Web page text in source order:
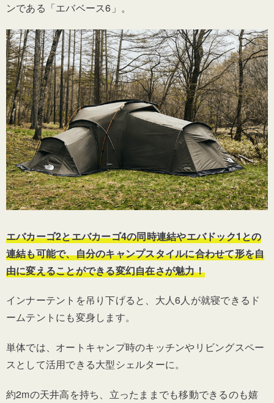
ンである「エバベース6」。
エバカーゴ2とエバカーゴ4の同時連結やエバドック1との
連結も可能で、自分のキャンプスタイルに合わせて形を自
由に変えることができる変幻自在さが魅力！
インナーテントを吊り下げると、大人6人が就寝できるド
ームテントにも変身します。
単体では、オートキャンプ時のキッチンやリビングスペー
スとして活用できる大型シェルターに。
約2mの天井高を持ち、立ったままでも移動できるのも嬉